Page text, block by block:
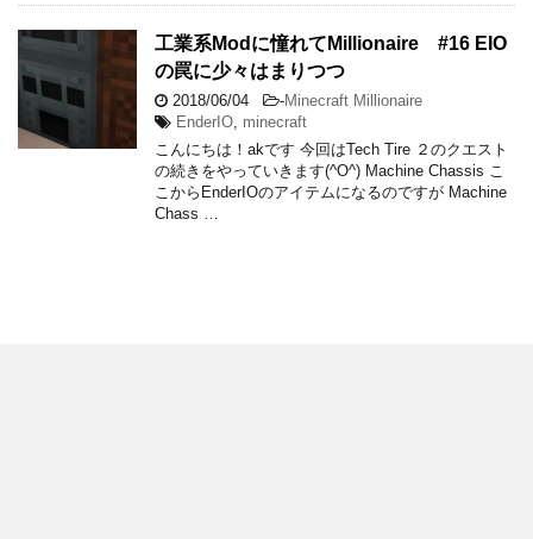
工業系Modに憧れてMillionaire #16 EIO
の罠に少々はまりつつ
2018/06/04 -Minecraft Millionaire
EnderIO minecraft
こんにちは！akです 今回はTech Tire ２のクエスト
の続きをやっていきます(^O^) Machine Chassis こ
こからEnderIOのアイテムになるのですが Machine
Chass …